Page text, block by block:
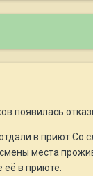
появилась
в
места
в приюте.